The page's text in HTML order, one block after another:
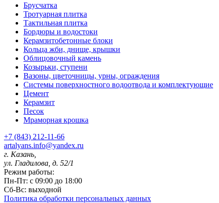
Брусчатка
Тротуарная плитка
Тактильная плитка
Бордюры и водостоки
Керамзитобетонные блоки
Кольца жби, днище, крышки
Облицовочный камень
Козырьки, ступени
Вазоны, цветочницы, урны, ограждения
Системы поверхностного водоотвода и комплектующие
Цемент
Керамзит
Песок
Мраморная крошка
+7 (843) 212-11-66
artalyans.info@yandex.ru
г. Казань,
ул. Гладилова, д. 52/1
Режим работы:
Пн-Пт: с 09:00 до 18:00
Сб-Вс: выходной
Политика обработки персональных данных